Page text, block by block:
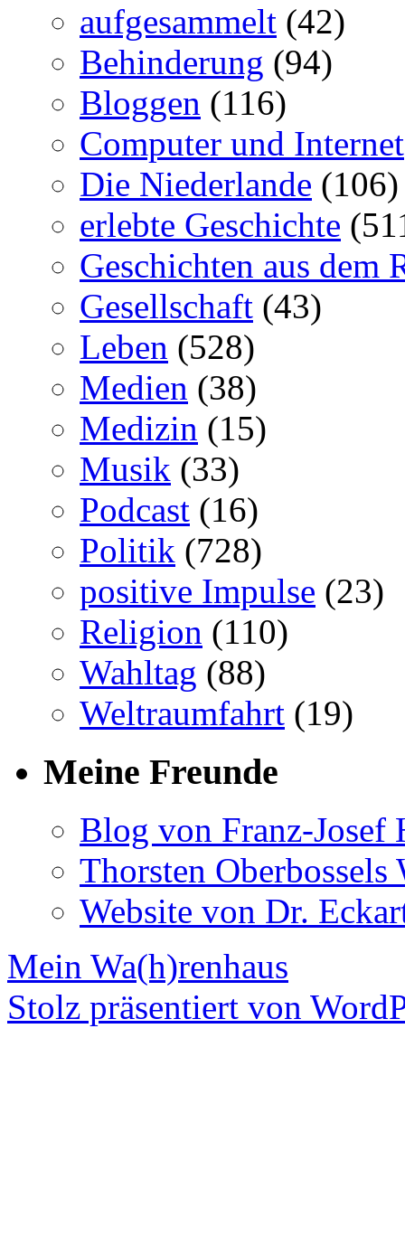
aufgesammelt (42)
Behinderung (94)
Bloggen (116)
Computer und Internet
Die Niederlande (106)
erlebte Geschichte
Geschichten aus dem
Gesellschaft (43)
Leben (528)
Medien (38)
Medizin (15)
Musik (33)
Podcast (16)
Politik (728)
positive Impulse (23)
Religion (110)
Wahltag (88)
Weltraumfahrt (19)
Meine Freunde
Blog von Franz-Josef
Thorsten Oberbossels
Website von Dr.
Mein Wa(h)renhaus
Stolz präsentiert von